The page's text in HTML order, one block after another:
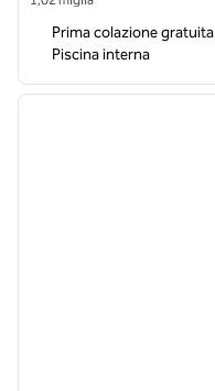
Prima colazione gratuita
Piscina interna
1 di 12